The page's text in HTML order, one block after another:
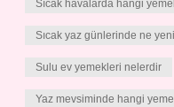
Sıcak havalarda hangi
Sıcak yaz günlerinde ne
Sulu ev yemekleri nelerdir
Yaz mevsiminde hangi